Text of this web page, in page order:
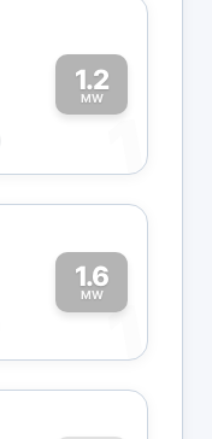
1.2
MW
1
1.6
MW1